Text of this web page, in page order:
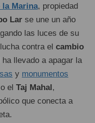
la Marina, propiedad
Lar se une un año
las luces de su
contra el cambio
llevado a apagar la
y monumentos
o el Taj Mahal,
que conecta a